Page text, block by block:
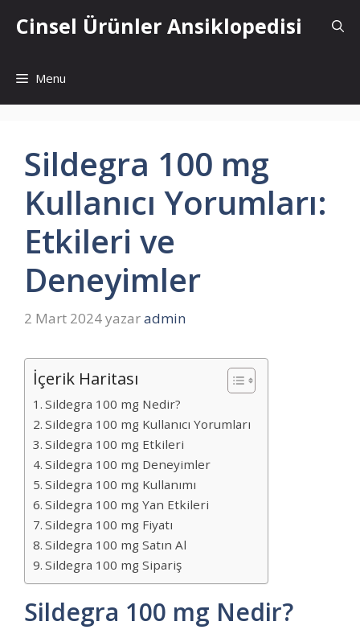
atlaCinsel Ürünler Ansiklopedisi
Menu
Sildegra 100 mg
Kullanıcı Yorumları:
Etkileri ve
Deneyimler
2 Mart 2024yazaradmin
İçerik Haritası
Sildegra 100 mg Nedir?
Sildegra 100 mg Kullanıcı Yorumları
Sildegra 100 mg Etkileri
Sildegra 100 mg Deneyimler
Sildegra 100 mg Kullanımı
Sildegra 100 mg Yan Etkileri
Sildegra 100 mg Fiyatı
Sildegra 100 mg Satın Al
Sildegra 100 mg Sipariş
Sildegra 100 mg Nedir?